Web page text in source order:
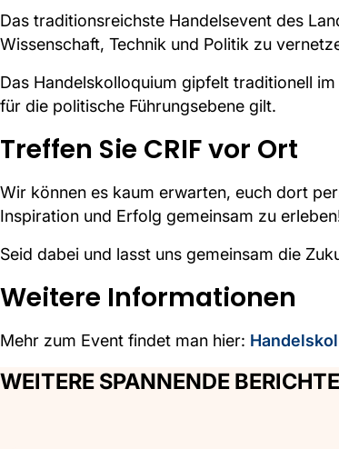
Das traditionsreichste Handelsevent des
Wissenschaft, Technik und Politik zu
Das Handelskolloquium gipfelt traditionell
für die politische Führungsebene gilt.
Treffen Sie CRIF vor Ort
Wir können es kaum erwarten, euch dort
Inspiration und Erfolg gemeinsam zu
Seid dabei und lasst uns gemeinsam die
Weitere Informationen
Mehr zum Event findet man hier:
WEITERE SPANNENDE